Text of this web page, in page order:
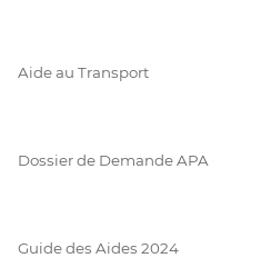
Aide au Transport
Dossier de Demande APA
Guide des Aides 2024